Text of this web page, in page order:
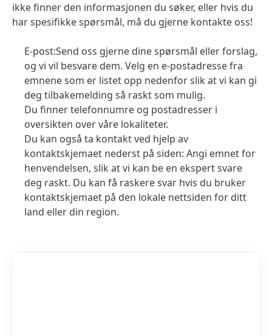
ikke finner den informasjonen du søker, eller hvis du
har spesifikke spørsmål, må du gjerne kontakte oss!
E-post:Send oss gjerne dine spørsmål eller forslag,
og vi vil besvare dem. Velg en e-postadresse fra
emnene som er listet opp nedenfor slik at vi kan gi
deg tilbakemelding så raskt som mulig.
Du finner telefonnumre og postadresser i
oversikten over våre lokaliteter.
Du kan også ta kontakt ved hjelp av
kontaktskjemaet nederst på siden: Angi emnet for
henvendelsen, slik at vi kan be en ekspert svare
deg raskt. Du kan få raskere svar hvis du bruker
kontaktskjemaet på den lokale nettsiden for ditt
land eller din region.